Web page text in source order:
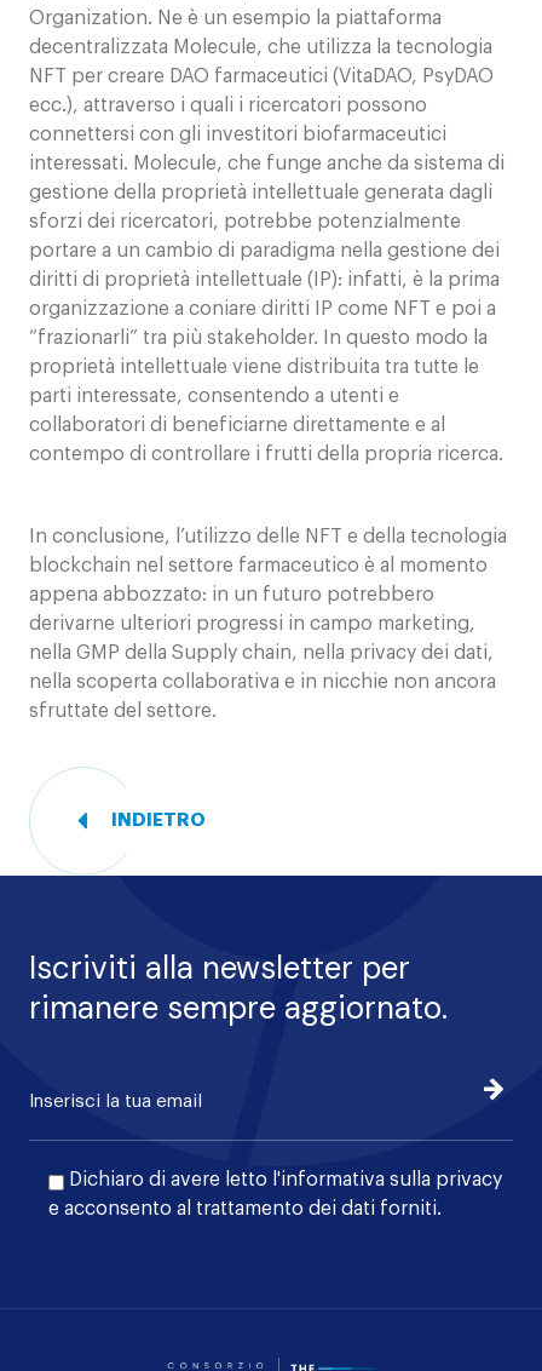
Organization. Ne è un esempio la piattaforma
decentralizzata Molecule, che utilizza la tecnologia
NFT per creare DAO farmaceutici (VitaDAO, PsyDAO
ecc.), attraverso i quali i ricercatori possono
connettersi con gli investitori biofarmaceutici
interessati. Molecule, che funge anche da sistema di
gestione della proprietà intellettuale generata dagli
sforzi dei ricercatori, potrebbe potenzialmente
portare a un cambio di paradigma nella gestione dei
diritti di proprietà intellettuale (IP): infatti, è la prima
organizzazione a coniare diritti IP come NFT e poi a
“frazionarli” tra più stakeholder. In questo modo la
proprietà intellettuale viene distribuita tra tutte le
parti interessate, consentendo a utenti e
collaboratori di beneficiarne direttamente e al
contempo di controllare i frutti della propria ricerca.
In conclusione, l’utilizzo delle NFT e della tecnologia
blockchain nel settore farmaceutico è al momento
appena abbozzato: in un futuro potrebbero
derivarne ulteriori progressi in campo marketing,
nella GMP della Supply chain, nella privacy dei dati,
nella scoperta collaborativa e in nicchie non ancora
sfruttate del settore.
INDIETRO
Iscriviti alla newsletter per
rimanere sempre aggiornato.
Dichiaro di avere letto l'informativa sulla privacy
e acconsento al trattamento dei dati forniti.
Iscrivi